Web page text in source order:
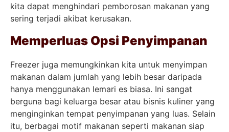
kita dapat menghindari pemborosan makanan yang
sering terjadi akibat kerusakan.
Memperluas Opsi Penyimpanan
Freezer juga memungkinkan kita untuk menyimpan
makanan dalam jumlah yang lebih besar daripada
hanya menggunakan lemari es biasa. Ini sangat
berguna bagi keluarga besar atau bisnis kuliner yang
menginginkan tempat penyimpanan yang luas. Selain
itu, berbagai motif makanan seperti makanan siap